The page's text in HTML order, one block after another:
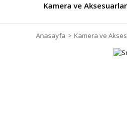
Kamera ve
Anasayfa Kamera ve